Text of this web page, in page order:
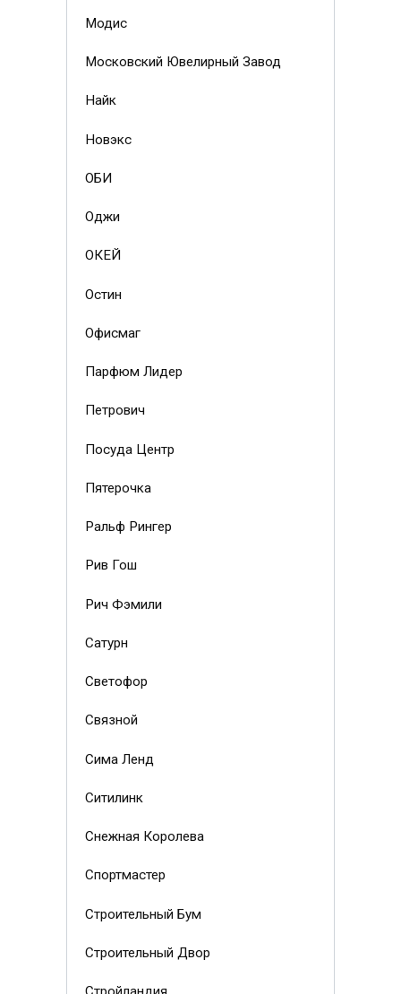
Модис
Московский Ювелирный Завод
Найк
Новэкс
ОБИ
Оджи
ОКЕЙ
Остин
Офисмаг
Парфюм Лидер
Петрович
Посуда Центр
Пятерочка
Ральф Рингер
Рив Гош
Рич Фэмили
Сатурн
Светофор
Связной
Сима Ленд
Ситилинк
Снежная Королева
Спортмастер
Строительный Бум
Строительный Двор